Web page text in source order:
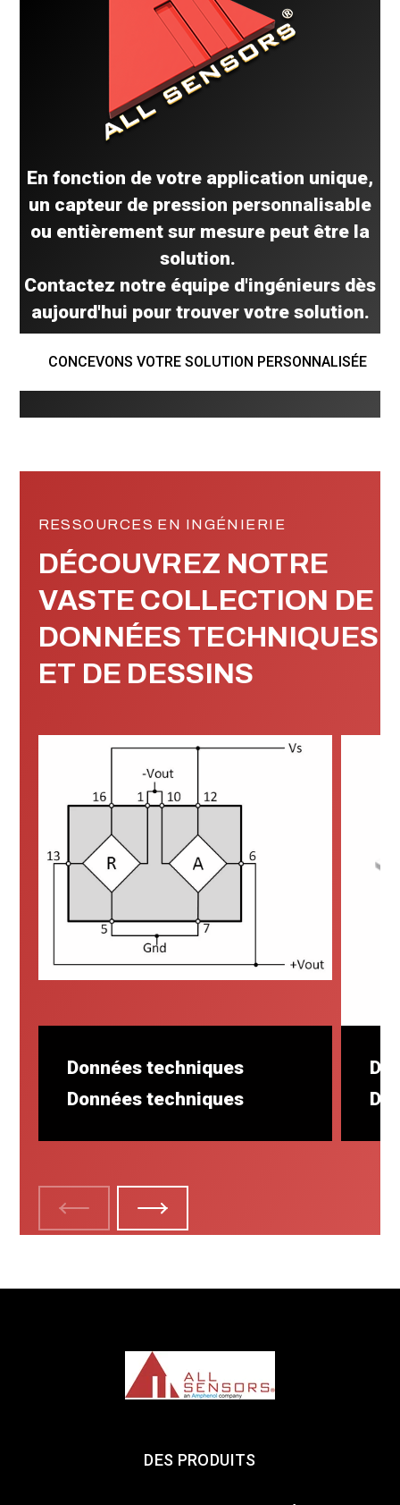
En fonction de votre application unique,
un capteur de pression personnalisable
ou entièrement sur mesure peut être la
solution.
Contactez notre équipe d'ingénieurs dès
aujourd'hui pour trouver votre solution.
CONCEVONS VOTRE SOLUTION PERSONNALISÉE
RESSOURCES EN INGÉNIERIE
DÉCOUVREZ NOTRE
VASTE COLLECTION DE
DONNÉES TECHNIQUES
ET DE DESSINS
Données techniques
Données techniques
DES PRODUITS